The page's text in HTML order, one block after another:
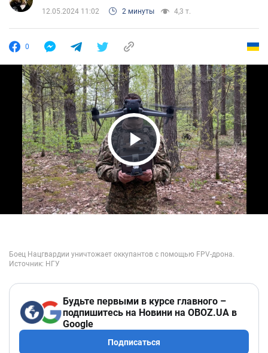
12.05.2024 11:02 2 минуты 4,3 т.
0
Play Video
Будьте первыми в курсе главного –
подпишитесь на Новини на OBOZ.UA в
Google
Подписаться